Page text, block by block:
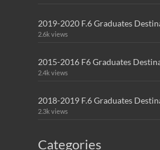
2019-2020 F.6 Graduates
2.6k views
2015-2016 F6 Graduates
2.4k views
2018-2019 F.6 Graduates
2.3k views
Categories